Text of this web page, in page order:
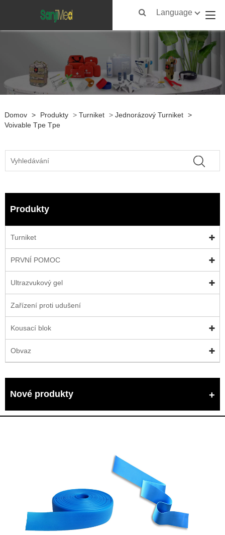
Language
Domov > Produkty > Turniket > Jednorázový Turniket >
Voivable Tpe Tpe
Produkty
Turniket
PRVNÍ POMOC
Ultrazvukový gel
Zařízení proti udušení
Kousací blok
Obvaz
Nové produkty